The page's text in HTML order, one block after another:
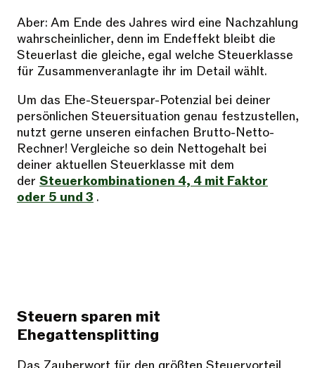
Aber: Am Ende des Jahres wird eine Nachzahlung
wahrscheinlicher, denn im Endeffekt bleibt die
Steuerlast die gleiche, egal welche Steuerklasse
für Zusammenveranlagte ihr im Detail wählt.
Um das Ehe-Steuerspar-Potenzial bei deiner
persönlichen Steuersituation genau festzustellen,
nutzt gerne unseren einfachen Brutto-Netto-
Rechner! Vergleiche so dein Nettogehalt bei
deiner aktuellen Steuerklasse mit dem
der Steuerkombinationen 4, 4 mit Faktor
oder 5 und 3 .
Steuern sparen mit
Ehegattensplitting